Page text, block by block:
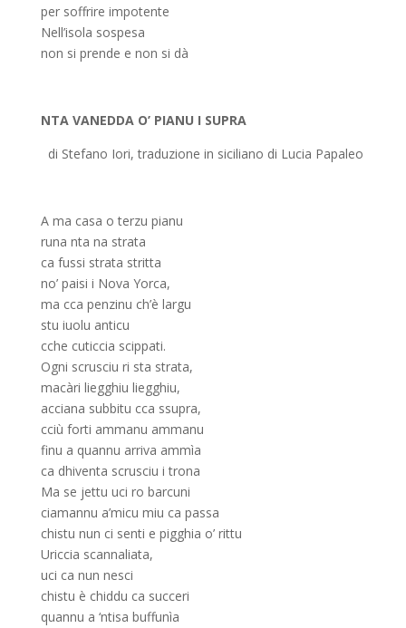
per soffrire impotente
Nell’isola sospesa
non si prende e non si dà
NTA VANEDDA O’ PIANU I SUPRA
di Stefano Iori, traduzione in siciliano di Lucia Papaleo
A ma casa o terzu pianu
runa nta na strata
ca fussi strata stritta
no’ paisi i Nova Yorca,
ma cca penzinu ch’è largu
stu iuolu anticu
cche cuticcia scippati.
Ogni scrusciu ri sta strata,
macàri liegghiu liegghiu,
acciana subbitu cca ssupra,
cciù forti ammanu ammanu
finu a quannu arriva ammìa
ca dhiventa scrusciu i trona
Ma se jettu uci ro barcuni
ciamannu a’micu miu ca passa
chistu nun ci senti e pigghia o’ rittu
Uriccia scannaliata,
uci ca nun nesci
chistu è chiddu ca succeri
quannu a ‘ntisa buffunìa